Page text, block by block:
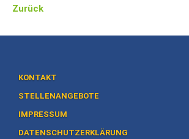
Umgebung
Schönstatt-
Preise
/
Veranstaltungen
Zurück
KONTAKT
STELLENANGEBOTE
IMPRESSUM
DATENSCHUTZERKLÄRUNG